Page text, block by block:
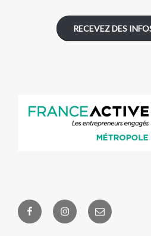
RECEVEZ DES
FacebookInstagram
Ouvriers
E-
mail